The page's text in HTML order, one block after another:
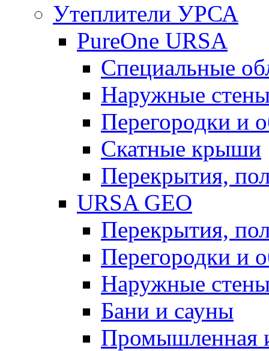
Утеплители УРСА
PureOne URSA
Специальные
Наружные
Перегородки и
Скатные крыши
Перекрытия,
URSA GEO
Перекрытия,
Перегородки и
Наружные
Бани и сауны
Промышленная